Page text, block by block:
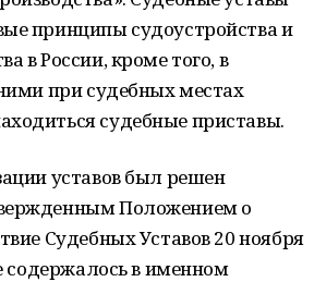
принципы судоустройства и
в России, кроме того, в
при судебных местах
судебные приставы.
уставов был решен
Положением о
Судебных Уставов 20 ноября
содержалось в именном